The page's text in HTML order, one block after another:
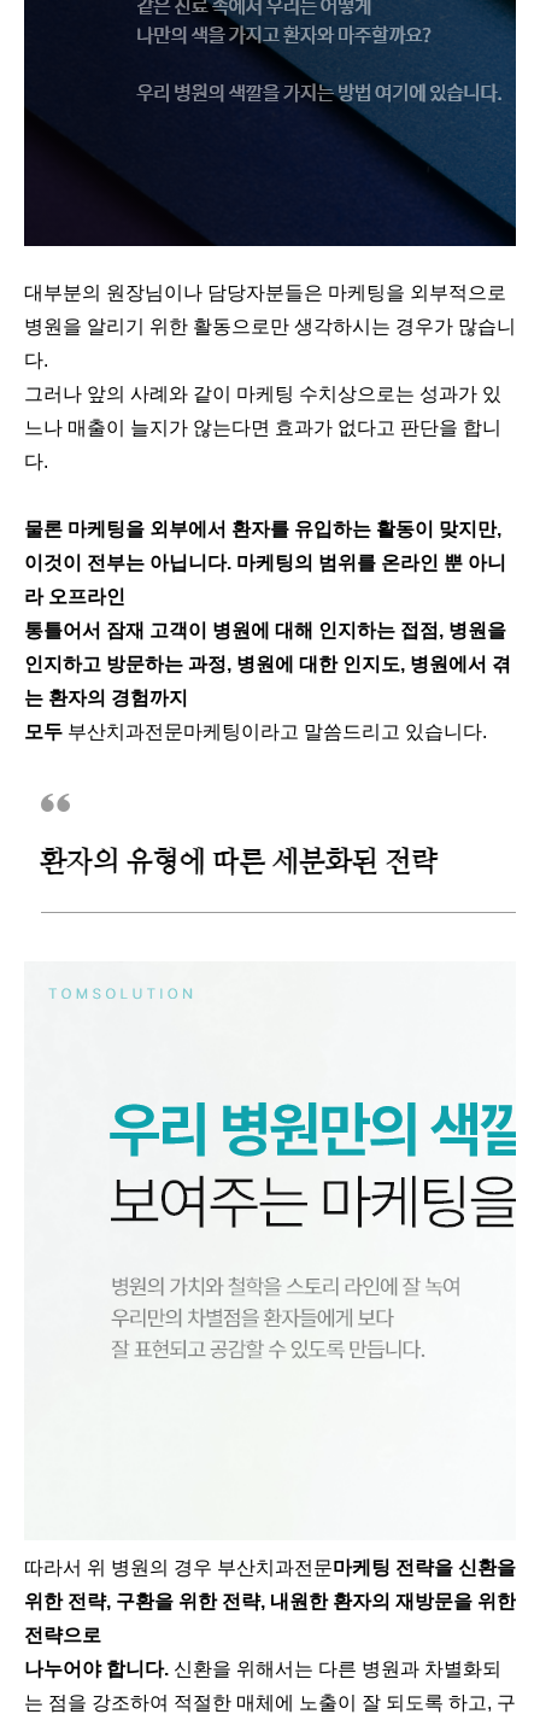
대부분의 원장님이나 담당자분들은 마케팅을 외부적으로
병원을 알리기 위한 활동으로만 생각하시는 경우가 많습니
다.
그러나 앞의 사례와 같이 마케팅 수치상으로는 성과가 있
느나 매출이 늘지가 않는다면 효과가 없다고 판단을 합니
다.
물론 마케팅을 외부에서 환자를 유입하는 활동이 맞지만,
이것이 전부는 아닙니다. 마케팅의 범위를 온라인 뿐 아니
라 오프라인
통틀어서 잠재 고객이 병원에 대해 인지하는 접점, 병원을
인지하고 방문하는 과정, 병원에 대한 인지도, 병원에서 겪
는 환자의 경험까지
모두 부산치과전문마케팅이라고 말씀드리고 있습니다.
따라서 위 병원의 경우 부산치과전문마케팅 전략을 신환을
위한 전략, 구환을 위한 전략, 내원한 환자의 재방문을 위한
전략으로
나누어야 합니다. 신환을 위해서는 다른 병원과 차별화되
는 점을 강조하여 적절한 매체에 노출이 잘 되도록 하고, 구